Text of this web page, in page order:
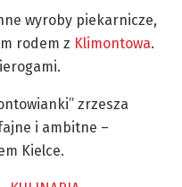
wyroby piekarnicze,
rodem z Klimontowa.
zrzesza
i ambitne –
Kielce.